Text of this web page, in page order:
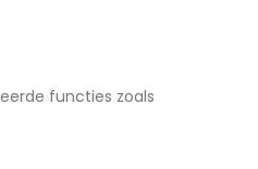
functies zoals